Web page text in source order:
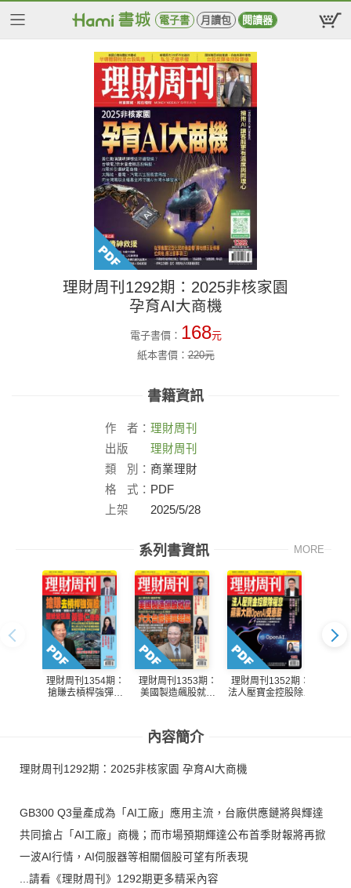
電子書 月讀包 閱讀器
理財周刊1292期：2025非核家園
孕育AI大商機
電子書價： 168元
紙本書價：220元
書籍資訊
作 者： 理財周刊
出版
社：
理財周刊
類
別： 商業理財
格
式： PDF
上架
2025/5/28
系列書資訊 MORE
理財周刊1354期：
搶賺去槓桿強彈股
理財周刊1353期：
美國製造飆股就位
理財周刊1352期：
法人壓寶金控股除權
內容簡介
理財周刊1292期：2025非核家園 孕育AI大商機
GB300 Q3量產成為「AI工廠」應用主流，台廠供應鏈將與輝達
共同搶占「AI工廠」商機；而市場預期輝達公布首季財報將再掀
一波AI行情，AI伺服器等相關個股可望有所表現
...請看《理財周刊》1292期更多精采內容